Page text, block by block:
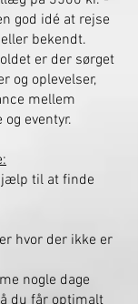
god idé at rejse
bekendt.
er der sørget
og oplevelser,
mellem
eventyr.​
til at finde
hvor der ikke er
nogle dage